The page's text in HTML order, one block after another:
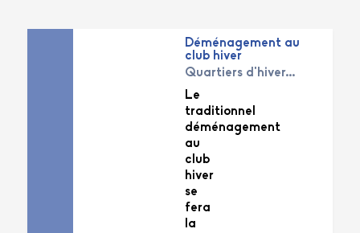
Déménagement au
club hiver
Quartiers d'hiver...
Le
traditionnel
déménagement
au
club
hiver
se
fera
la